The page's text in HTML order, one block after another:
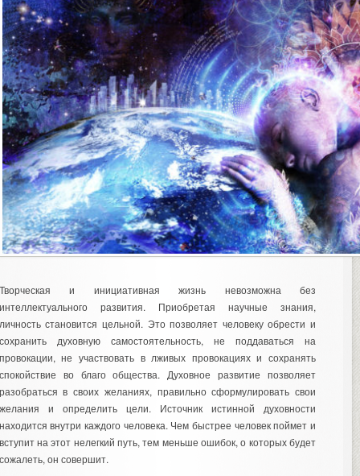
и инициативная жизнь невозможна без
развития. Приобретая научные знания,
становится цельной. Это позволяет человеку обрести и
духовную самостоятельность, не поддаваться на
не участвовать в лживых провокациях и сохранять
во благо общества. Духовное развитие позволяет
в своих желаниях, правильно сформулировать свои
и определить цели. Источник истинной духовности
внутри каждого человека. Чем быстрее человек поймет и
на этот нелегкий путь, тем меньше ошибок, о которых будет
он совершит.